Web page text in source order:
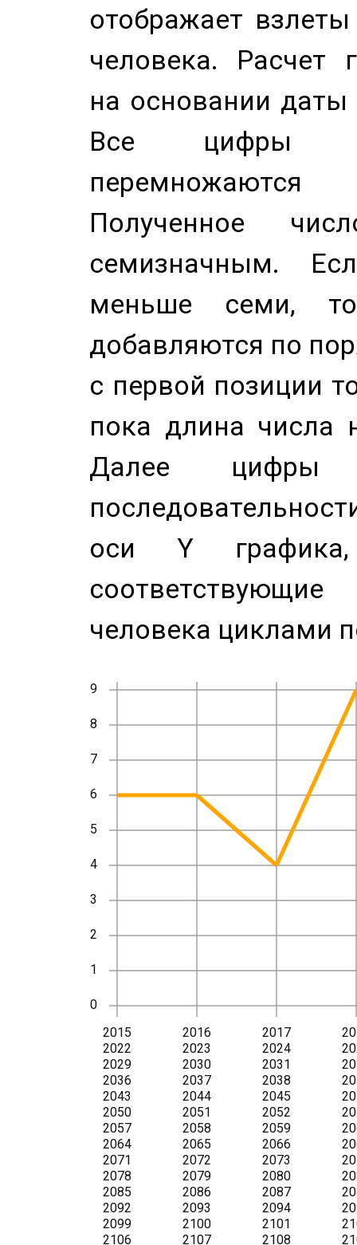
отображает
человека. Расчет
на основании
Все цифры
Полученное
семизначным.
меньше семи,
добавляются по
с первой позиции
пока длина числа
Далее цифры
оси Y
человека циклами